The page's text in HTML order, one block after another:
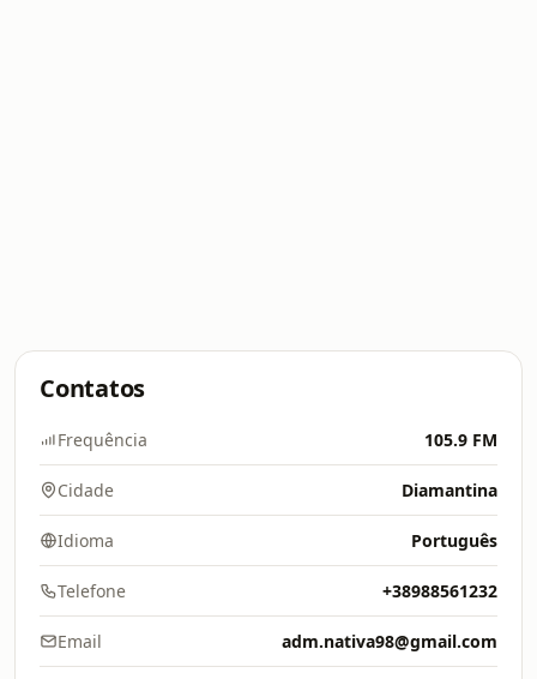
Contatos
Frequência 105.9 FM
Cidade Diamantina
Idioma Português
Telefone +38988561232
Email adm.nativa98@gmail.com